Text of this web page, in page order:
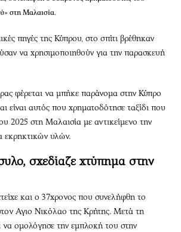
στη Μαλαισία.
πηγές της Κύπρου, στο σπίτι βρέθηκαν
να χρησιμοποιηθούν για την παρασκευή
φέρεται να μπήκε παράνομα στην Κύπρο
είναι αυτός που χρηματοδότησε ταξίδι που
2025 στη Μαλαισία με αντικείμενο την
εκρηκτικών υλών.
σχεδίαζε χτύπημα στην
και ο 37χρονος που συνελήφθη το
Αγιο Νικόλαο της Κρήτης. Μετά τη
ομολόγησε την εμπλοκή του στην